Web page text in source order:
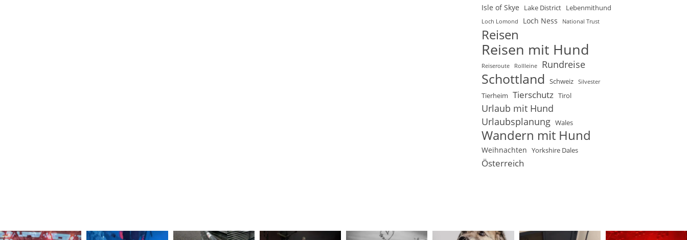
Isle of Skye Lake District Lebenmithund
Loch Lomond Loch Ness National Trust
Reisen
Reisen mit Hund
Reiseroute Rollleine Rundreise
Schottland Schweiz Silvester
Tierheim Tierschutz Tirol
Urlaub mit Hund
Urlaubsplanung Wales
Wandern mit Hund
Weihnachten Yorkshire Dales
Österreich